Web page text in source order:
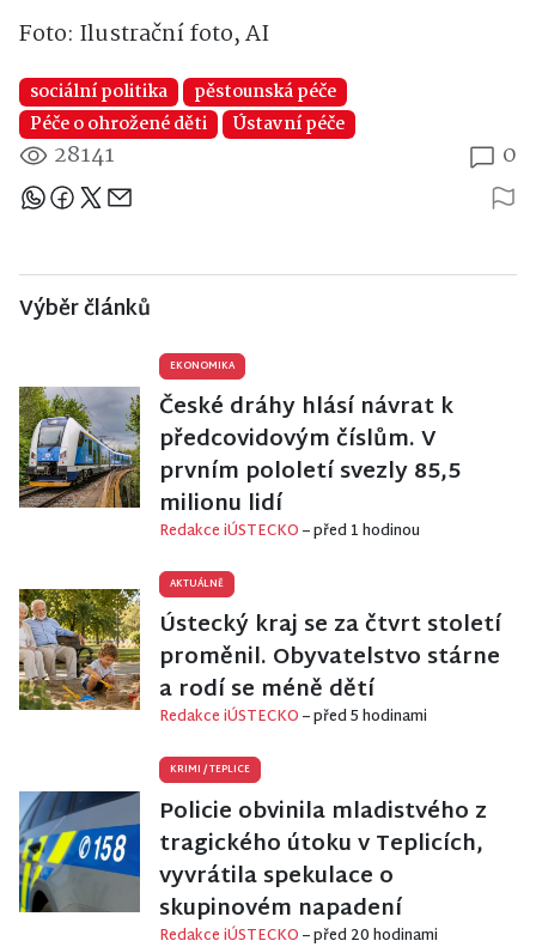
Foto: Ilustrační foto, AI
sociální politika
pěstounská péče
Péče o ohrožené děti
Ústavní péče
28141 0
Sdílejte článek
Výběr článků
EKONOMIKA
České dráhy hlásí návrat k
předcovidovým číslům. V
prvním pololetí svezly 85,5
milionu lidí
Redakce iÚSTECKO– před 1 hodinou
AKTUÁLNĚ
Ústecký kraj se za čtvrt století
proměnil. Obyvatelstvo stárne
a rodí se méně dětí
Redakce iÚSTECKO– před 5 hodinami
KRIMI /TEPLICE
Policie obvinila mladistvého z
tragického útoku v Teplicích,
vyvrátila spekulace o
skupinovém napadení
Redakce iÚSTECKO– před 20 hodinami